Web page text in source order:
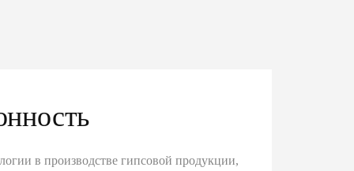
в производстве гипсовой продукции,